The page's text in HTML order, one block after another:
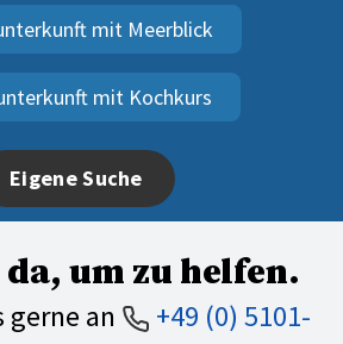
mit Meerblick
mit Kochkurs
Eigene Suche
um zu helfen.
gerne an
+49 (0) 5101-